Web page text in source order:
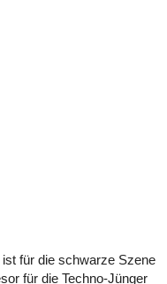
für die schwarze Szene
für die Techno-Jünger